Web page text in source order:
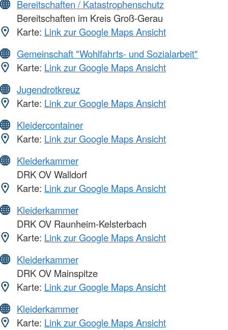
Bereitschaften / Katastrophenschutz
Bereitschaften im Kreis Groß-Gerau
Karte: Link zur Google Maps Ansicht
Gemeinschaft "Wohlfahrts- und Sozialarbeit"
Karte: Link zur Google Maps Ansicht
Jugendrotkreuz
Karte: Link zur Google Maps Ansicht
Kleidercontainer
Karte: Link zur Google Maps Ansicht
Kleiderkammer
DRK OV Walldorf
Karte: Link zur Google Maps Ansicht
Kleiderkammer
DRK OV Raunheim-Kelsterbach
Karte: Link zur Google Maps Ansicht
Kleiderkammer
DRK OV Mainspitze
Karte: Link zur Google Maps Ansicht
Kleiderkammer
Karte: Link zur Google Maps Ansicht